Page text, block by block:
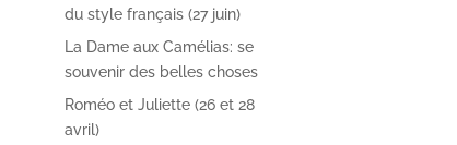
du style français (27 juin)
La Dame aux Camélias: se
souvenir des belles choses
Roméo et Juliette (26 et 28
avril)